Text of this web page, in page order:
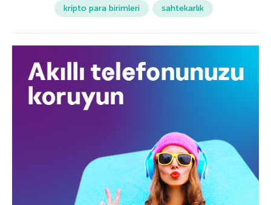
kripto para birimleri sahtekarlık